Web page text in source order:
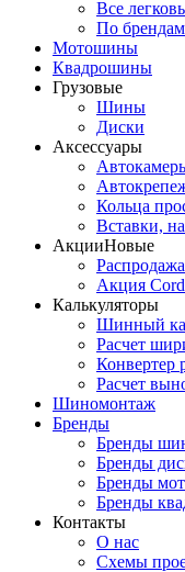
Все
По
Мотошины
Квадрошины
Грузовые
Шины
Диски
Аксессуары
Кольца
Вставки,
АкцииНовые
Распродажа
Акция
Калькуляторы
Шинный
Расчет
Расчет
Шиномонтаж
Бренды
Бренды
Бренды
Бренды
Бренды
Контакты
О нас
Схемы